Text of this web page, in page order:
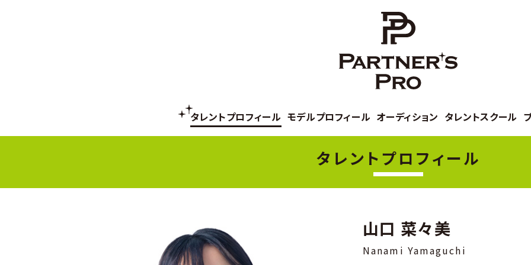
タレントプロフィール モデルプロフィール オーディション タレントスクール
タレントプロフィール
山口 菜々美
Nanami Yamaguchi